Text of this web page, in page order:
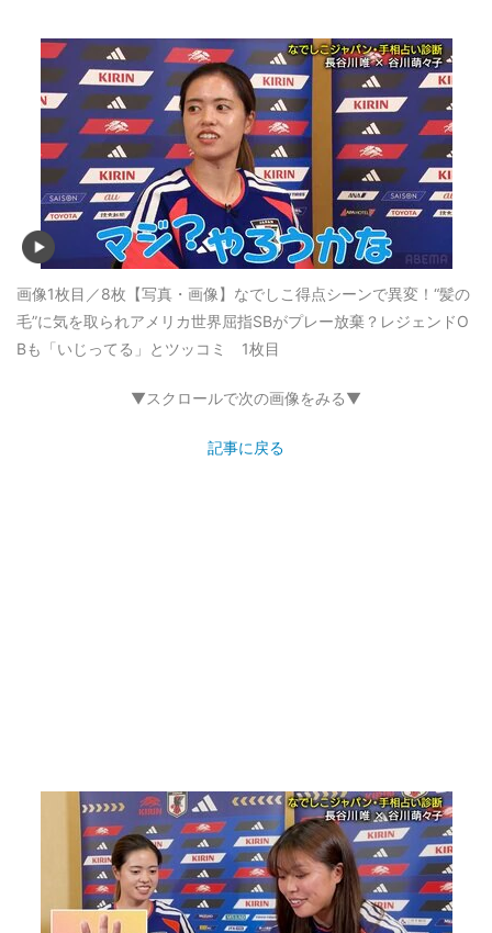
画像1枚目／8枚 【写真・画像】なでしこ得点シーンで異変！“髪の
毛”に気を取られアメリカ世界屈指SBがプレー放棄？レジェンドO
Bも「いじってる」とツッコミ 1枚目
▼スクロールで次の画像をみる▼
記事に戻る